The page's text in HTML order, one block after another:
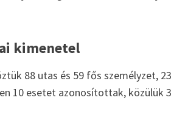
kimenetel
88 utas és 59 fős személyzet, 23
10 esetet azonosítottak, közülük 3